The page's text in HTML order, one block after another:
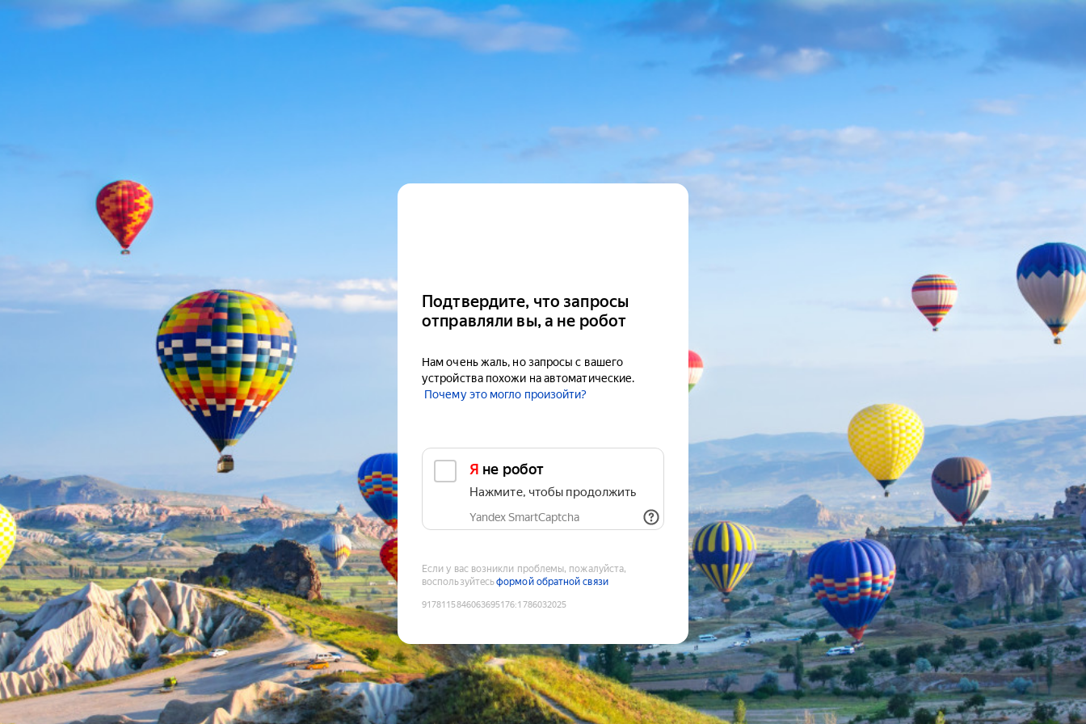
Подтвердите, что запросы
отправляли вы, а не робот
Нам очень жаль, но запросы с вашего
устройства похожи на автоматические.
Почему это могло произойти?
Я не робот
Нажмите, чтобы продолжить
Yandex SmartCaptcha
Если у вас возникли проблемы, пожалуйста,
воспользуйтесьформой обратной связи
9178115846063695176:1786032025